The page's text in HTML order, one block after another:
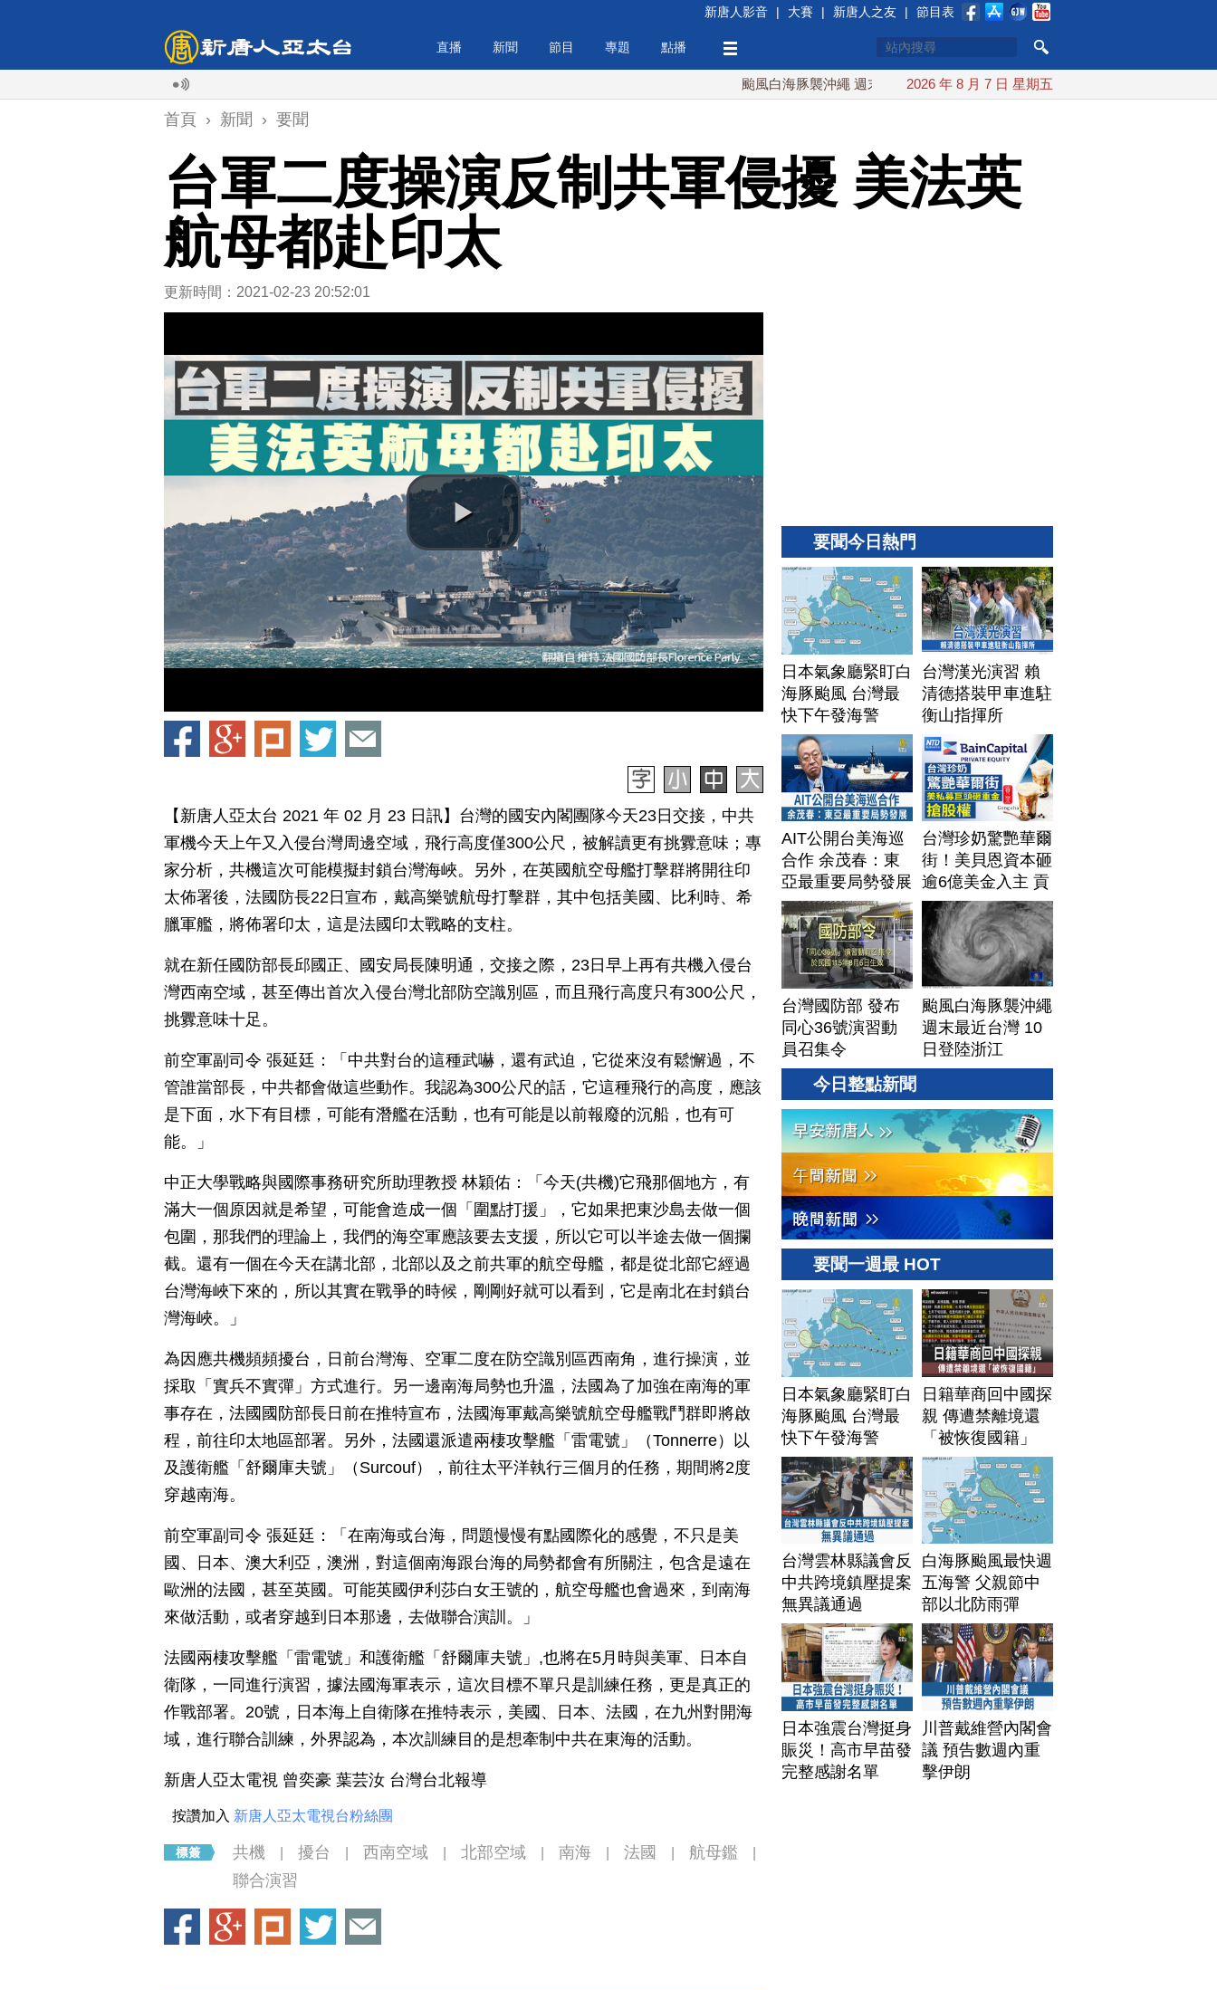
新唐人影音 | 大賽 | 新唐人之友 | 節目表
直播 新聞 節目 專題 點播
颱風白海豚襲沖繩 週末最近台灣 10日登陸浙江 川普預透露美伊談判進展 美彈藥充
2026 年 8 月 7 日 星期五
首頁 › 新聞 › 要聞
台軍二度操演反制共軍侵擾 美法英
航母都赴印太
更新時間：2021-02-23 20:52:01
【新唐人亞太台 2021 年 02 月 23 日訊】台灣的國安內閣團隊今天23日交接，中共
軍機今天上午又入侵台灣周邊空域，飛行高度僅300公尺，被解讀更有挑釁意味；專
家分析，共機這次可能模擬封鎖台灣海峽。另外，在英國航空母艦打擊群將開往印
太佈署後，法國防長22日宣布，戴高樂號航母打擊群，其中包括美國、比利時、希
臘軍艦，將佈署印太，這是法國印太戰略的支柱。
就在新任國防部長邱國正、國安局長陳明通，交接之際，23日早上再有共機入侵台
灣西南空域，甚至傳出首次入侵台灣北部防空識別區，而且飛行高度只有300公尺，
挑釁意味十足。
前空軍副司令 張延廷：「中共對台的這種武嚇，還有武迫，它從來沒有鬆懈過，不
管誰當部長，中共都會做這些動作。我認為300公尺的話，它這種飛行的高度，應該
是下面，水下有目標，可能有潛艦在活動，也有可能是以前報廢的沉船，也有可
能。」
中正大學戰略與國際事務研究所助理教授 林穎佑：「今天(共機)它飛那個地方，有
滿大一個原因就是希望，可能會造成一個「圍點打援」，它如果把東沙島去做一個
包圍，那我們的理論上，我們的海空軍應該要去支援，所以它可以半途去做一個攔
截。還有一個在今天在講北部，北部以及之前共軍的航空母艦，都是從北部它經過
台灣海峽下來的，所以其實在戰爭的時候，剛剛好就可以看到，它是南北在封鎖台
灣海峽。」
為因應共機頻頻擾台，日前台灣海、空軍二度在防空識別區西南角，進行操演，並
採取「實兵不實彈」方式進行。另一邊南海局勢也升溫，法國為了加強在南海的軍
事存在，法國國防部長日前在推特宣布，法國海軍戴高樂號航空母艦戰鬥群即將啟
程，前往印太地區部署。另外，法國還派遣兩棲攻擊艦「雷電號」（Tonnerre）以
及護衛艦「舒爾庫夫號」（Surcouf），前往太平洋執行三個月的任務，期間將2度
穿越南海。
前空軍副司令 張延廷：「在南海或台海，問題慢慢有點國際化的感覺，不只是美
國、日本、澳大利亞，澳洲，對這個南海跟台海的局勢都會有所關注，包含是遠在
歐洲的法國，甚至英國。可能英國伊利莎白女王號的，航空母艦也會過來，到南海
來做活動，或者穿越到日本那邊，去做聯合演訓。」
法國兩棲攻擊艦「雷電號」和護衛艦「舒爾庫夫號」,也將在5月時與美軍、日本自
衛隊，一同進行演習，據法國海軍表示，這次目標不單只是訓練任務，更是真正的
作戰部署。20號，日本海上自衛隊在推特表示，美國、日本、法國，在九州對開海
域，進行聯合訓練，外界認為，本次訓練目的是想牽制中共在東海的活動。
新唐人亞太電視 曾奕豪 葉芸汝 台灣台北報導
按讚加入 新唐人亞太電視台粉絲團
共機 擾台 西南空域 北部空域 南海 法國 航母鑑
聯合演習
要聞今日熱門
日本氣象廳緊盯白
海豚颱風 台灣最
快下午發海警
台灣漢光演習 賴
清德搭裝甲車進駐
衡山指揮所
AIT公開台美海巡
合作 余茂春：東
亞最重要局勢發展
台灣珍奶驚艷華爾
街！美貝恩資本砸
逾6億美金入主 貢
茶拓國際版圖加速
攻美？｜#財經新
聞｜
20260806(四)
台灣國防部 發布
同心36號演習動
員召集令
颱風白海豚襲沖繩
週末最近台灣 10
日登陸浙江
今日整點新聞
要聞一週最 HOT
日本氣象廳緊盯白
海豚颱風 台灣最
快下午發海警
日籍華商回中國探
親 傳遭禁離境還
「被恢復國籍」
台灣雲林縣議會反
中共跨境鎮壓提案
無異議通過
白海豚颱風最快週
五海警 父親節中
部以北防雨彈
日本強震台灣挺身
賑災！高市早苗發
完整感謝名單
川普戴維營內閣會
議 預告數週內重
擊伊朗